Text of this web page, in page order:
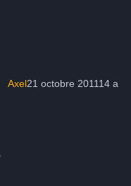
Axel21 octobre 201114 a